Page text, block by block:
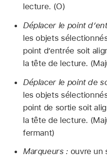
lecture. (O)
Déplacer le point
les objets
point d’entrée soit
la tête de lecture.
Déplacer le point de
les objets
point de sortie soit
la tête de lecture.
fermant)
Marqueurs :ouvre un